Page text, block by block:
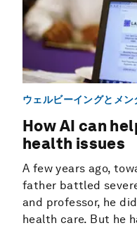
ウェルビーイングとメン
How AI can
health issues
A few years ago,
father battled
and professor, he
health care. But he